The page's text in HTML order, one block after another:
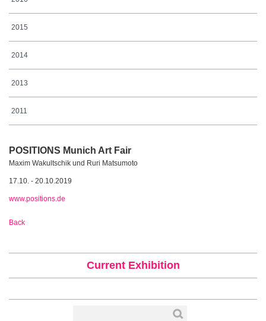
2015
2014
2013
2011
POSITIONS Munich Art Fair
Maxim Wakultschik und Ruri Matsumoto
17.10. - 20.10.2019
www.positions.de
Back
Current Exhibition